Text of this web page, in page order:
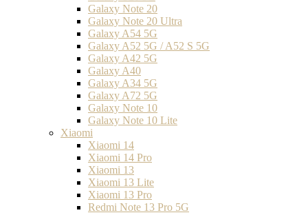
Galaxy Note 20
Galaxy Note 20 Ultra
Galaxy A54 5G
Galaxy A52 5G / A52 S 5G
Galaxy A42 5G
Galaxy A40
Galaxy A34 5G
Galaxy A72 5G
Galaxy Note 10
Galaxy Note 10 Lite
Xiaomi
Xiaomi 14
Xiaomi 14 Pro
Xiaomi 13
Xiaomi 13 Lite
Xiaomi 13 Pro
Redmi Note 13 Pro 5G